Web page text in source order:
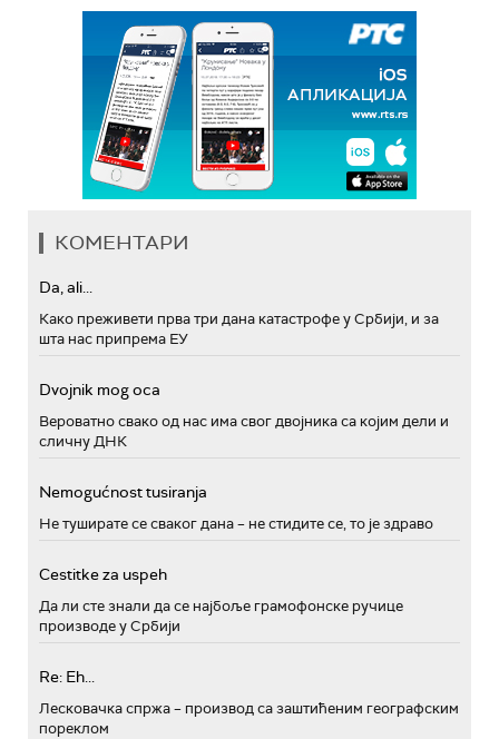
КОМЕНТАРИ
Da, ali...
Како преживети прва три дана катастрофе у Србији, и за
шта нас припрема ЕУ
Dvojnik mog oca
Вероватно свако од нас има свог двојника са којим дели и
сличну ДНК
Nemogućnost tusiranja
Не туширате се сваког дана – не стидите се, то је здраво
Cestitke za uspeh
Да ли сте знали да се најбоље грамофонске ручице
производе у Србији
Re: Eh...
Лесковачка спржа – производ са заштићеним географским
пореклом